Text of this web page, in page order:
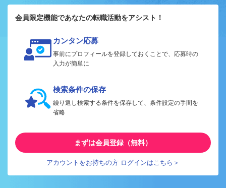
会員限定機能であなたの転職活動をアシスト！
カンタン応募
事前にプロフィールを登録しておくことで、応募時の
入力が簡単に
検索条件の保存
繰り返し検索する条件を保存して、条件設定の手間を
省略
まずは会員登録（無料）
アカウントをお持ちの方 ログインはこちら＞